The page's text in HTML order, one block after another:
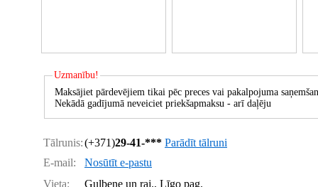
Uzmanību!
Maksājiet pārdevējiem tikai pēc preces vai pakalpojuma
Nekādā gadījumā neveiciet priekšapmaksu - arī daļēju
Tālrunis:(+371)29-41-*** Parādīt tālruni
E-mail:
Nosūtīt e-pastu
Vieta:
Gulbene un raj., Līgo pag.